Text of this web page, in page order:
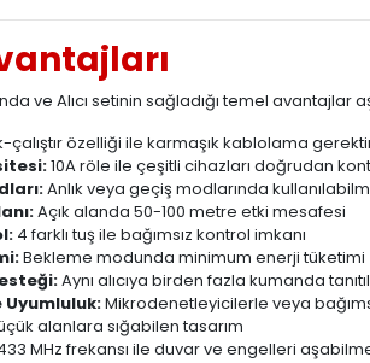
ve Alıcı setinin sağladığı temel avantajlar
çalıştır özelliği ile karmaşık kablolama
10A röle ile çeşitli cihazları doğrudan
Anlık veya geçiş modlarında
Açık alanda 50-100 metre etki mesafesi
4 farklı tuş ile bağımsız kontrol imkanı
Bekleme modunda minimum enerji tüketimi
Aynı alıcıya birden fazla kumanda
Mikrodenetleyicilerle veya
alanlara sığabilen tasarım
MHz frekansı ile duvar ve engelleri